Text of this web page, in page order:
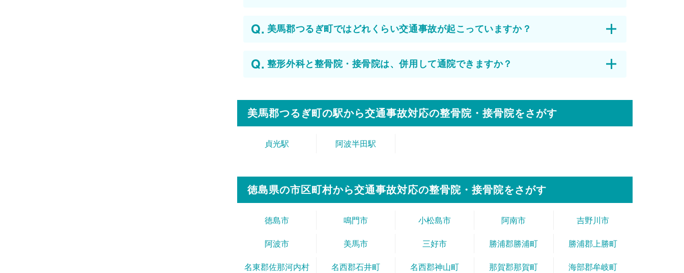
美馬郡つるぎ町ではどれくらい交通事故が起こっていますか？
整形外科と整骨院・接骨院は、併用して通院できますか？
美馬郡つるぎ町の駅から交通事故対応の整骨院・接骨院をさがす
貞光駅 阿波半田駅
徳島県の市区町村から交通事故対応の整骨院・接骨院をさがす
徳島市 鳴門市 小松島市 阿南市 吉野川市
阿波市 美馬市 三好市 勝浦郡勝浦町 勝浦郡上勝町
名東郡佐那河内村 名西郡石井町 名西郡神山町 那賀郡那賀町 海部郡牟岐町